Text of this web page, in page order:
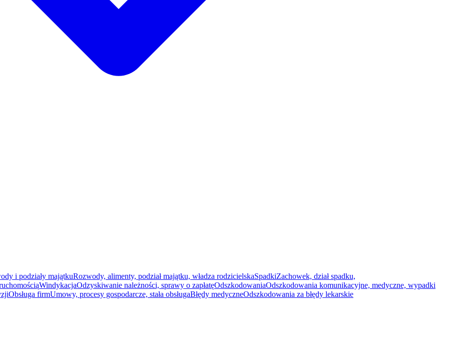
i podziały majątkuRozwody, alimenty, podział majątku, władza rodzicielskaSpadkiZachowek, dział spadku,
WindykacjaOdzyskiwanie należności, sprawy o zapłatęOdszkodowaniaOdszkodowania komunikacyjne, medyczne, wypadki
Obsługa firmUmowy, procesy gospodarcze, stała obsługaBłędy medyczneOdszkodowania za błędy lekarskie